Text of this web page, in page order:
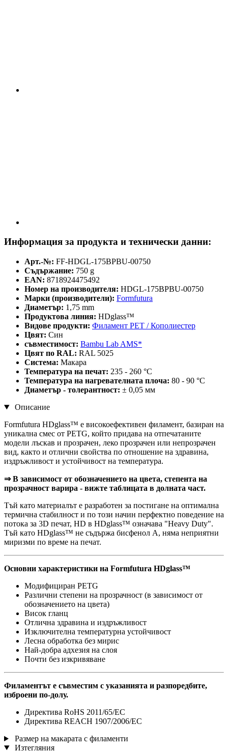
Информация за продукта и технически данни:
Арт.-№: FF-HDGL-175BPBU-00750
Съдържание: 750 g
EAN: 8718924475492
Номер на производителя: HDGL-175BPBU-00750
Марки (производители): Formfutura
Диаметър: 1,75 mm
Продуктова линия: HDglass™
Видове продукти: Филамент PET / Кополиестер
Цвят: Син
съвместимост: Bambu Lab AMS*
Цвят по RAL: RAL 5025
Система: Макара
Температура на печат: 235 - 260 °C
Температура на нагревателната плоча: 80 - 90 °C
Диаметър - толерантност: ± 0,05 мм
Описание
Formfutura HDglass™ е високоефективен филамент, базиран на
уникална смес от PETG, който придава на отпечатаните
модели лъскав и прозрачен, леко прозрачен или непрозрачен
вид, както и отлични свойства по отношение на здравина,
издръжливост и устойчивост на температура.
⇒ В зависимост от обозначението на цвета, степента на
прозрачност варира - вижте таблицата в долната част.
Тъй като материалът е разработен за постигане на оптимална
термична стабилност и по този начин перфектно поведение на
потока за 3D печат, HD в HDglass™ означава "Heavy Duty".
Тъй като HDglass™ не съдържа бисфенол А, няма неприятни
миризми по време на печат.
Основни характеристики на Formfutura HDglass™
Модифициран PETG
Различни степени на прозрачност (в зависимост от
обозначението на цвета)
Висок гланц
Отлична здравина и издръжливост
Изключителна температурна устойчивост
Лесна обработка без мирис
Най-добра адхезия на слоя
Почти без изкривяване
Филаментът е съвместим с указанията и разпоредбите,
изброени по-долу.
Директива RoHS 2011/65/EC
Директива REACH 1907/2006/EC
Размер на макарата с филаменти
Изтегляния